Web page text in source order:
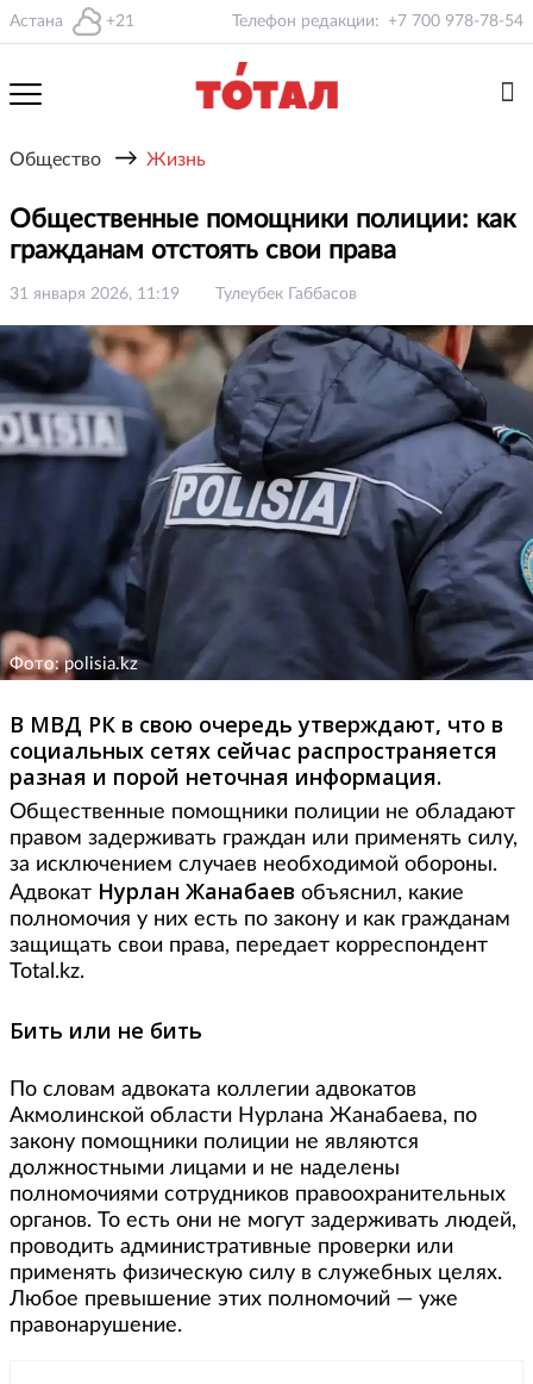
Астана +21 Телефон редакции: +7 700 978-78-54
Общество → Жизнь
Общественные помощники полиции: как
гражданам отстоять свои права
31 января 2026, 11:19 Тулеубек Габбасов
Фото: polisia.kz
В МВД РК в свою очередь утверждают, что в
социальных сетях сейчас распространяется
разная и порой неточная информация.
Общественные помощники полиции не обладают
правом задерживать граждан или применять силу,
за исключением случаев необходимой обороны.
Адвокат Нурлан Жанабаев объяснил, какие
полномочия у них есть по закону и как гражданам
защищать свои права, передает корреспондент
Total.kz.
Бить или не бить
По словам адвоката коллегии адвокатов
Акмолинской области Нурлана Жанабаева, по
закону помощники полиции не являются
должностными лицами и не наделены
полномочиями сотрудников правоохранительных
органов. То есть они не могут задерживать людей,
проводить административные проверки или
применять физическую силу в служебных целях.
Любое превышение этих полномочий — уже
правонарушение.